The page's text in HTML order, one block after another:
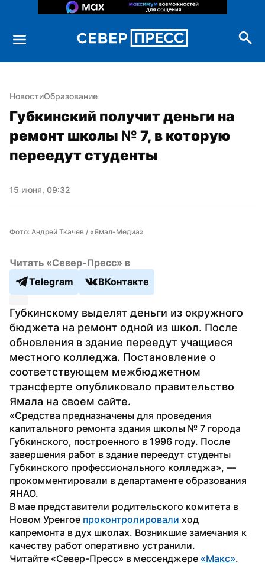
НовостиОбразование
Губкинский получит деньги на
ремонт школы № 7, в которую
переедут студенты
15 июня, 09:32
Фото: Андрей Ткачев / «Ямал-Медиа»
Читать «Север-Пресс» в
Telegram
ВКонтакте
Губкинскому выделят деньги из окружного
бюджета на ремонт одной из школ. После
обновления в здание переедут учащиеся
местного колледжа. Постановление о
соответствующем межбюджетном
трансферте опубликовало правительство
Ямала на своем сайте.
«Средства предназначены для проведения
капитального ремонта здания школы № 7 города
Губкинского, построенного в 1996 году. После
завершения работ в здание переедут студенты
Губкинского профессионального колледжа», —
прокомментировали в департаменте образования
ЯНАО.
В мае представители родительского комитета в
Новом Уренгое проконтролировали ход
капремонта в дух школах. Возникшие замечания к
качеству работ оперативно устранили.
Читайте «Север-Пресс» в мессенджере «Макс».